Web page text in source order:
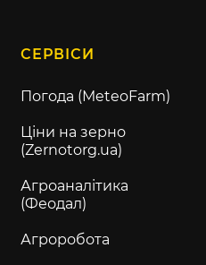
СЕРВІСИ
Погода (MeteoFarm)
Ціни на зерно
(Zernotorg.ua)
Агроаналітика
(Феодал)
Агроробота